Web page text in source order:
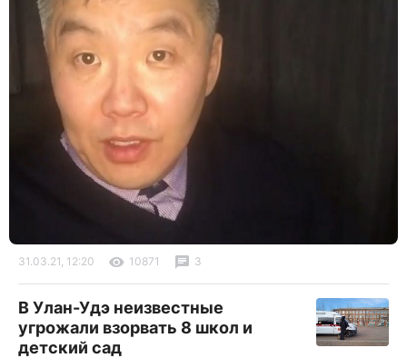
31.03.21, 12:20 10871 3
В Улан-Удэ неизвестные
угрожали взорвать 8 школ и
детский сад